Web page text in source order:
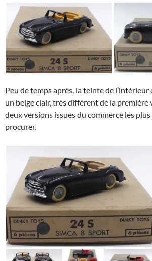
Peu de temps après, la teinte de l’intérieur
un beige clair, très différent de la première
deux versions issues du commerce les
procurer.